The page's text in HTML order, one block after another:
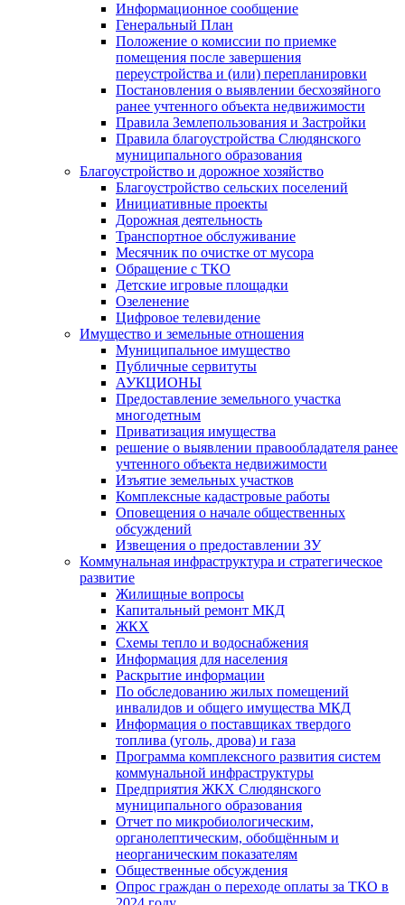
Информационное сообщение
Генеральный План
Положение о комиссии по приемке
помещения после завершения
переустройства и (или) перепланировки
Постановления о выявлении бесхозяйного
ранее учтенного объекта недвижимости
Правила Землепользования и Застройки
Правила благоустройства Слюдянского
муниципального образования
Благоустройство и дорожное хозяйство
Благоустройство сельских поселений
Инициативные проекты
Дорожная деятельность
Транспортное обслуживание
Месячник по очистке от мусора
Обращение с ТКО
Детские игровые площадки
Озеленение
Цифровое телевидение
Имущество и земельные отношения
Муниципальное имущество
Публичные сервитуты
АУКЦИОНЫ
Предоставление земельного участка
многодетным
Приватизация имущества
решение о выявлении правообладателя ранее
учтенного объекта недвижимости
Изъятие земельных участков
Комплексные кадастровые работы
Оповещения о начале общественных
обсуждений
Извещения о предоставлении ЗУ
Коммунальная инфраструктура и стратегическое
развитие
Жилищные вопросы
Капитальный ремонт МКД
ЖКХ
Схемы тепло и водоснабжения
Информация для населения
Раскрытие информации
По обследованию жилых помещений
инвалидов и общего имущества МКД
Информация о поставщиках твердого
топлива (уголь, дрова) и газа
Программа комплексного развития систем
коммунальной инфраструктуры
Предприятия ЖКХ Слюдянского
муниципального образования
Отчет по микробиологическим,
органолептическим, обобщённым и
неорганическим показателям
Общественные обсуждения
Опрос граждан о переходе оплаты за ТКО в